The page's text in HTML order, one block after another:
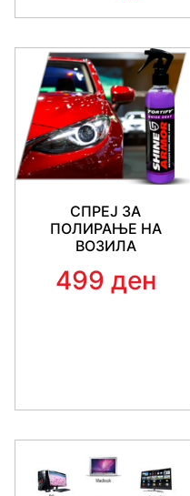
СПРЕЈ ЗА
ПОЛИРАЊЕ НА
ВОЗИЛА
499 ден